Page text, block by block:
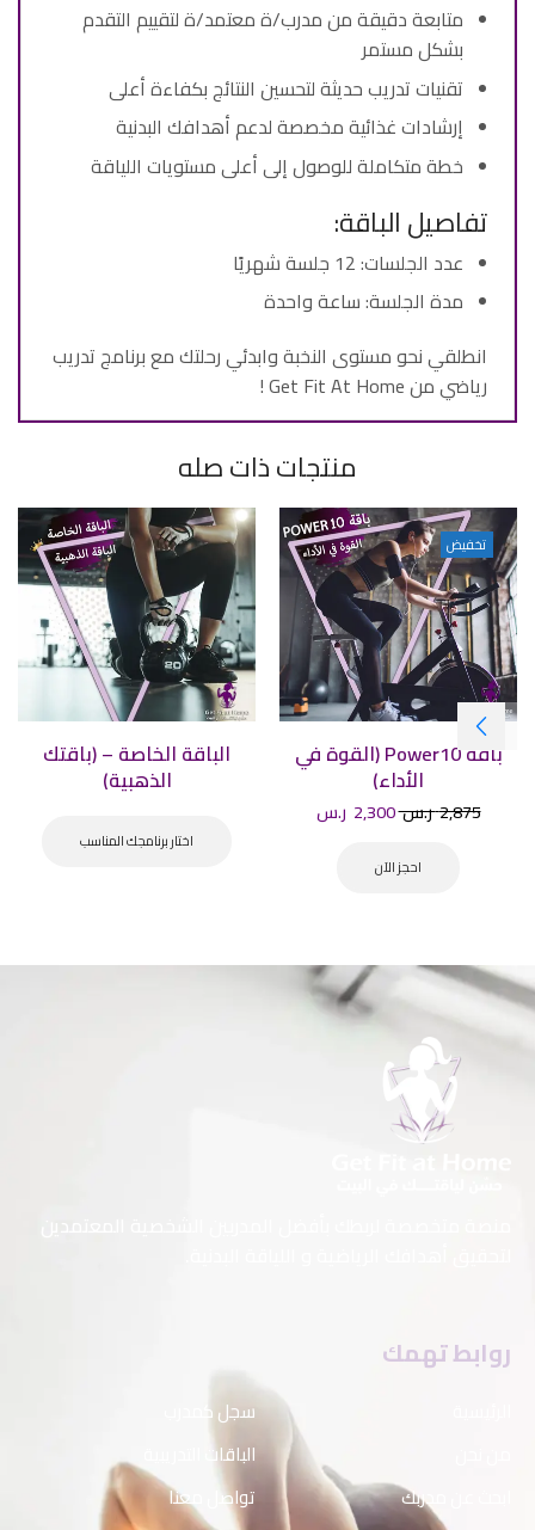
متابعة دقيقة من مدرب/ة معتمد/ة لتقييم التقدم
بشكل مستمر
تقنيات تدريب حديثة لتحسين النتائج بكفاءة أعلى
إرشادات غذائية مخصصة لدعم أهدافك البدنية
خطة متكاملة للوصول إلى أعلى مستويات اللياقة
تفاصيل الباقة:
عدد الجلسات: 12 جلسة شهريًا
مدة الجلسة: ساعة واحدة
انطلقي نحو مستوى النخبة وابدئي رحلتك مع برنامج تدريب
رياضي من Get Fit At Home !
منتجات ذات صله
تخفيض
باقة Power10 (القوة في
الأداء)
2,875ر.س2,300 ر.س
احجز الآن
الباقة الخاصة – (باقتك
الذهبية)
اختار برنامجك المناسب
روابط تهمك
ابحث عن مدربك
سجل كمدرب
الباقات التدريبية
تواصل معنا